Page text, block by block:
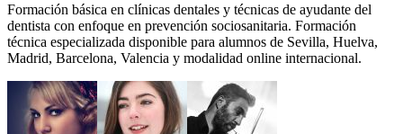
Formación básica en clínicas dentales y técnicas de ayudante del
dentista con enfoque en prevención sociosanitaria. Formación
técnica especializada disponible para alumnos de Sevilla, Huelva,
Madrid, Barcelona, Valencia y modalidad online internacional.